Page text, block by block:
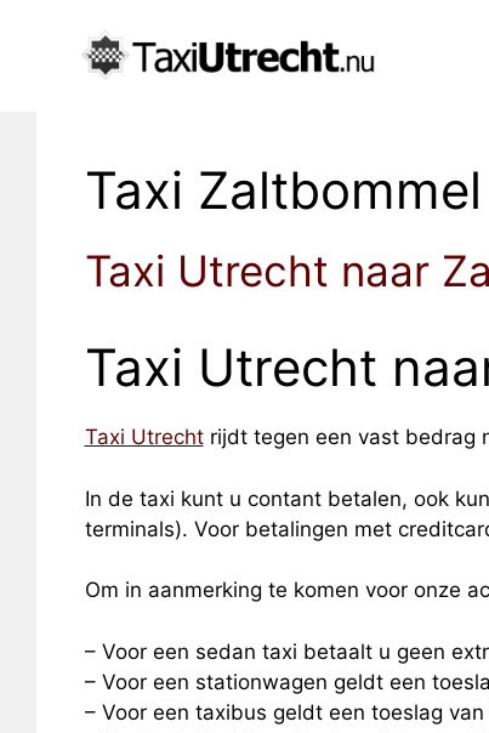
Taxi
Taxi Utrecht naar
Taxi Utrecht
Taxi Utrechtrijdt tegen een vast bedrag
In de taxi kunt u contant betalen, ook
terminals). Voor betalingen met
Om in aanmerking te komen voor onze
– Voor een sedan taxi betaalt u geen
– Voor een stationwagen geldt een
– Voor een taxibus geldt een toeslag